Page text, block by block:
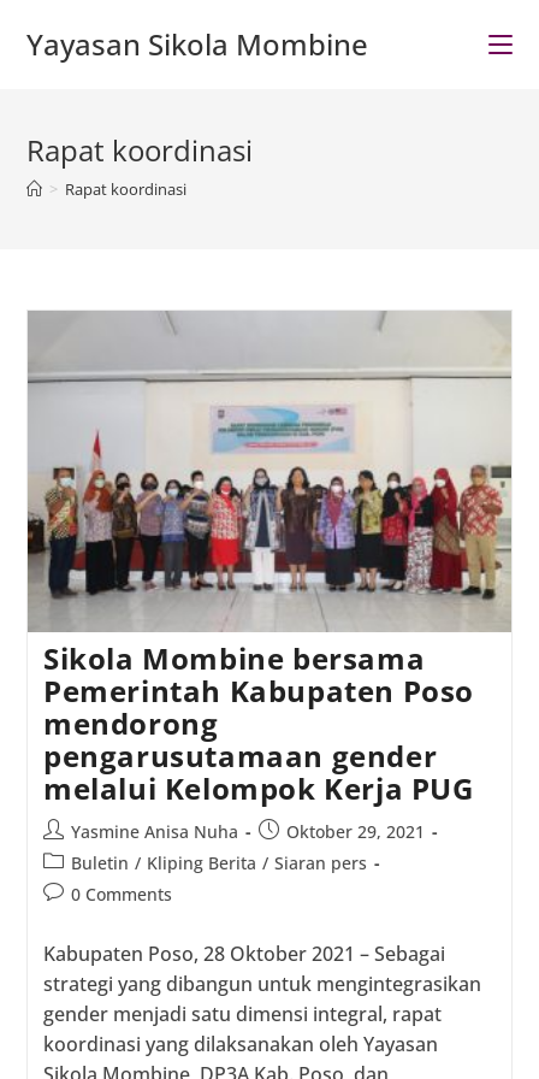
Yayasan Sikola Mombine
Rapat koordinasi
> Rapat koordinasi
Sikola Mombine bersama
Pemerintah Kabupaten Poso
mendorong
pengarusutamaan gender
melalui Kelompok Kerja PUG
Post
author:
Yasmine Anisa Nuha
Post
published:
Oktober 29, 2021
Post
category:
Buletin / Kliping Berita / Siaran pers
Post0 Comments
Kabupaten Poso, 28 Oktober 2021 – Sebagai
strategi yang dibangun untuk mengintegrasikan
gender menjadi satu dimensi integral, rapat
koordinasi yang dilaksanakan oleh Yayasan